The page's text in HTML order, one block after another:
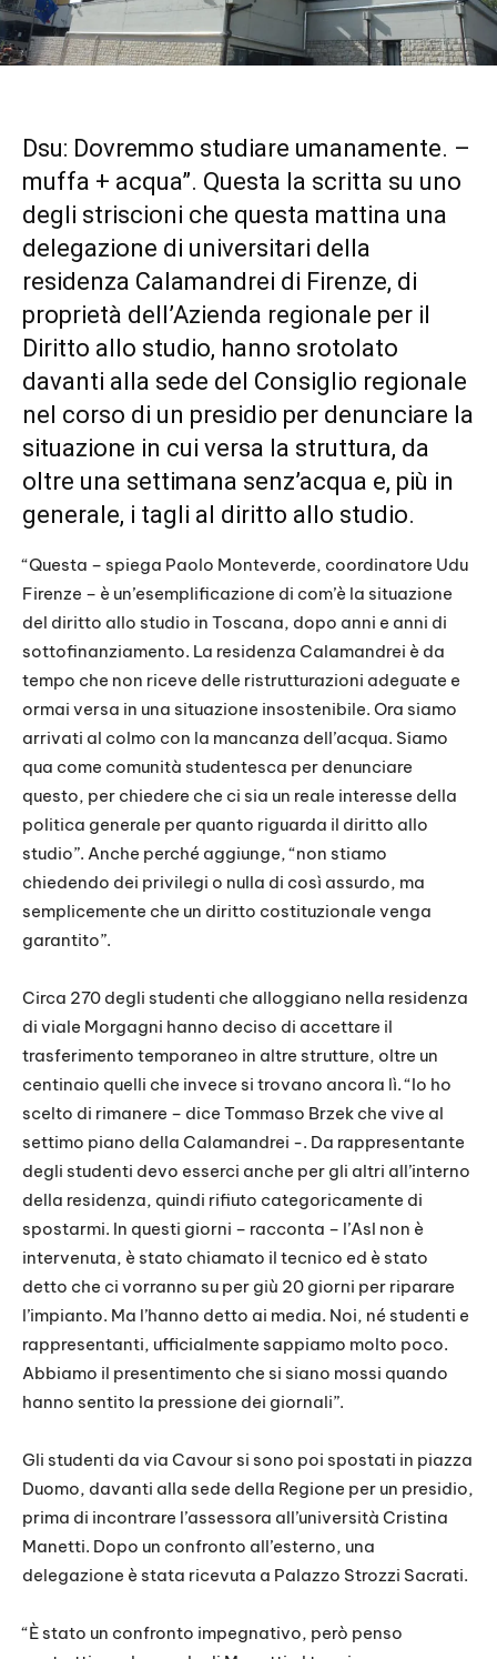
Dsu: Dovremmo studiare umanamente. –
muffa + acqua”. Questa la scritta su uno
degli striscioni che questa mattina una
delegazione di universitari della
residenza Calamandrei di Firenze, di
proprietà dell’Azienda regionale per il
Diritto allo studio, hanno srotolato
davanti alla sede del Consiglio regionale
nel corso di un presidio per denunciare la
situazione in cui versa la struttura, da
oltre una settimana senz’acqua e, più in
generale, i tagli al diritto allo studio.
“Questa – spiega Paolo Monteverde, coordinatore Udu
Firenze – è un’esemplificazione di com’è la situazione
del diritto allo studio in Toscana, dopo anni e anni di
sottofinanziamento. La residenza Calamandrei è da
tempo che non riceve delle ristrutturazioni adeguate e
ormai versa in una situazione insostenibile. Ora siamo
arrivati al colmo con la mancanza dell’acqua. Siamo
qua come comunità studentesca per denunciare
questo, per chiedere che ci sia un reale interesse della
politica generale per quanto riguarda il diritto allo
studio”. Anche perché aggiunge, “non stiamo
chiedendo dei privilegi o nulla di così assurdo, ma
semplicemente che un diritto costituzionale venga
garantito”.
Circa 270 degli studenti che alloggiano nella residenza
di viale Morgagni hanno deciso di accettare il
trasferimento temporaneo in altre strutture, oltre un
centinaio quelli che invece si trovano ancora lì. “Io ho
scelto di rimanere – dice Tommaso Brzek che vive al
settimo piano della Calamandrei -. Da rappresentante
degli studenti devo esserci anche per gli altri all’interno
della residenza, quindi rifiuto categoricamente di
spostarmi. In questi giorni – racconta – l’Asl non è
intervenuta, è stato chiamato il tecnico ed è stato
detto che ci vorranno su per giù 20 giorni per riparare
l’impianto. Ma l’hanno detto ai media. Noi, né studenti e
rappresentanti, ufficialmente sappiamo molto poco.
Abbiamo il presentimento che si siano mossi quando
hanno sentito la pressione dei giornali”.
Gli studenti da via Cavour si sono poi spostati in piazza
Duomo, davanti alla sede della Regione per un presidio,
prima di incontrare l’assessora all’università Cristina
Manetti. Dopo un confronto all’esterno, una
delegazione è stata ricevuta a Palazzo Strozzi Sacrati.
“È stato un confronto impegnativo, però penso